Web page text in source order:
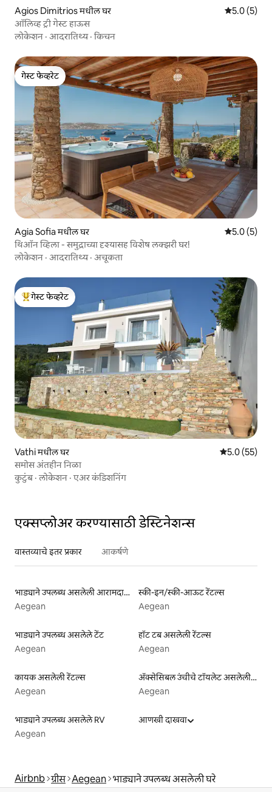
Agios Dimitrios मधील घर 5 पैकी 5.0
5.0 (5)
ऑलिव्ह ट्री गेस्ट हाऊस
लोकेशन · आदरातिथ्य·किचन
गेस्ट फेव्हरेट
गेस्ट फेव्हरेट
Agia Sofia मधील घर 5 पैकी 5.0
5.0 (5)
थिऑन व्हिला - समुद्राच्या दृश्यासह विशेष लक्झरी घर!
लोकेशन · आदरातिथ्य· अचूकता
टॉप गेस्ट फेव्हरेट
गेस्ट फेव्हरेट
Vathi मधील घर 5 पैकी 5.0
5.0 (55)
समोस अंतहीन निळा
कुटुंब·लोकेशन ·एअर कंडिशनिंग
एक्सप्लोअर करण्यासाठी डेस्टिनेशन्स
वास्तव्याचे इतर प्रकार आकर्षणे
भाड्याने उपलब्ध असलेली आरामदायी लिस्टिंग्ज
Aegean
स्की-इन/स्की-आऊट रेंटल्स
Aegean
भाड्याने उपलब्ध असलेले टेंट
Aegean
हॉट टब असलेली रेंटल्स
Aegean
कायक असलेली रेंटल्स
Aegean
ॲक्सेसिबल उंचीचे टॉयलेट असलेली रेंटल्स
Aegean
भाड्याने उपलब्ध असलेले RV
Aegean
आणखी दाखवा
Airbnb ग्रीस Aegean भाड्याने उपलब्ध असलेली घरे